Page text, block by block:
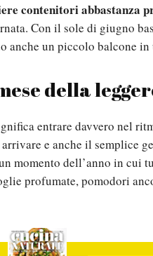
contenitori abbastanza
Con il sole di giugno
anche un piccolo balcone
della
entrare davvero nel
e anche il semplice
momento dell’anno in cui
profumate, pomodori